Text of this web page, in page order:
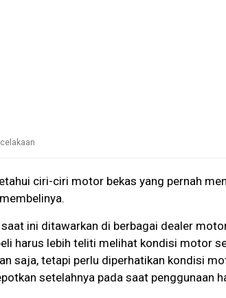
ciri-ciri motor bekas yang pernah
ini ditawarkan di berbagai dealer
harus lebih teliti melihat kondisi motor
saja, tetapi perlu diperhatikan kondisi
setelahnya pada saat penggunaan